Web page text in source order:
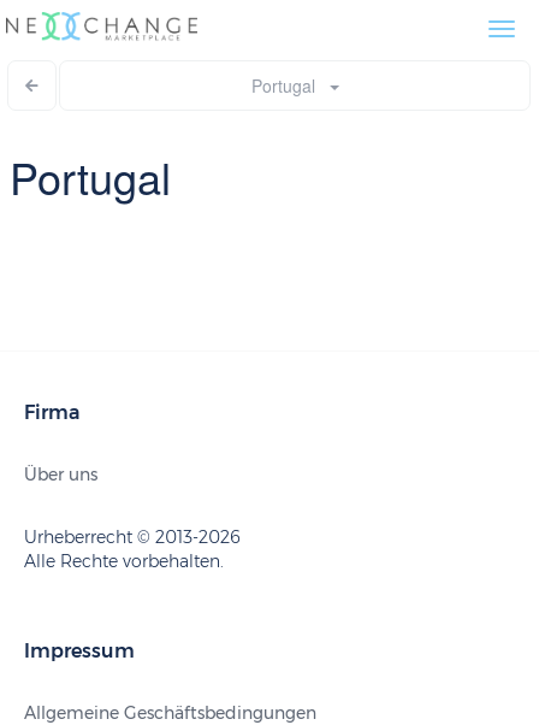
Portugal
Portugal
Firma
Über uns
Urheberrecht © 2013-2026
Alle Rechte vorbehalten.
Impressum
Allgemeine Geschäftsbedingungen